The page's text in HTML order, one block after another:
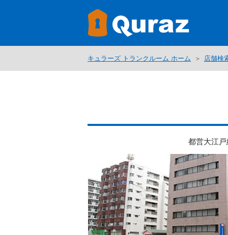
キュラーズ トランクルーム ホーム 店舗検
都営大江